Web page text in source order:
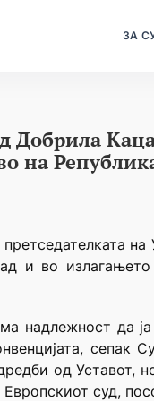
ЗА
Добрила
на
и во
надлежност да
сепак
од Уставот,
суд,